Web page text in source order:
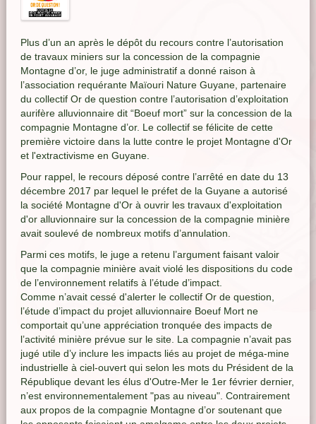
Plus d’un an après le dépôt du recours contre l’autorisation
de travaux miniers sur la concession de la compagnie
Montagne d’or, le juge administratif a donné raison à
l’association requérante Maïouri Nature Guyane, partenaire
du collectif Or de question contre l’autorisation d’exploitation
aurifère alluvionnaire dit “Boeuf mort” sur la concession de la
compagnie Montagne d’or. Le collectif se félicite de cette
première victoire dans la lutte contre le projet Montagne d'Or
et l'extractivisme en Guyane.
Pour rappel, le recours déposé contre l’arrêté en date du 13
décembre 2017 par lequel le préfet de la Guyane a autorisé
la société Montagne d'Or à ouvrir les travaux d'exploitation
d'or alluvionnaire sur la concession de la compagnie minière
avait soulevé de nombreux motifs d’annulation.
Parmi ces motifs, le juge a retenu l’argument faisant valoir
que la compagnie minière avait violé les dispositions du code
de l’environnement relatifs à l’étude d’impact.
Comme n’avait cessé d'alerter le collectif Or de question,
l’étude d’impact du projet alluvionnaire Boeuf Mort ne
comportait qu’une appréciation tronquée des impacts de
l’activité minière prévue sur le site. La compagnie n’avait pas
jugé utile d’y inclure les impacts liés au projet de méga-mine
industrielle à ciel-ouvert qui selon les mots du Président de la
République devant les élus d'Outre-Mer le 1er février dernier,
n’est environnementalement "pas au niveau". Contrairement
aux propos de la compagnie Montagne d’or soutenant que